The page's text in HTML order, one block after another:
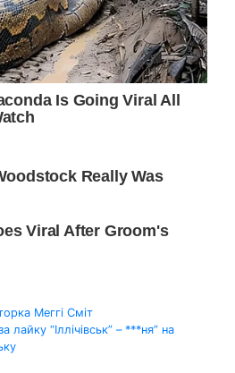
Меггі Сміт
лайку “Іллічівськ” – ***ня” на